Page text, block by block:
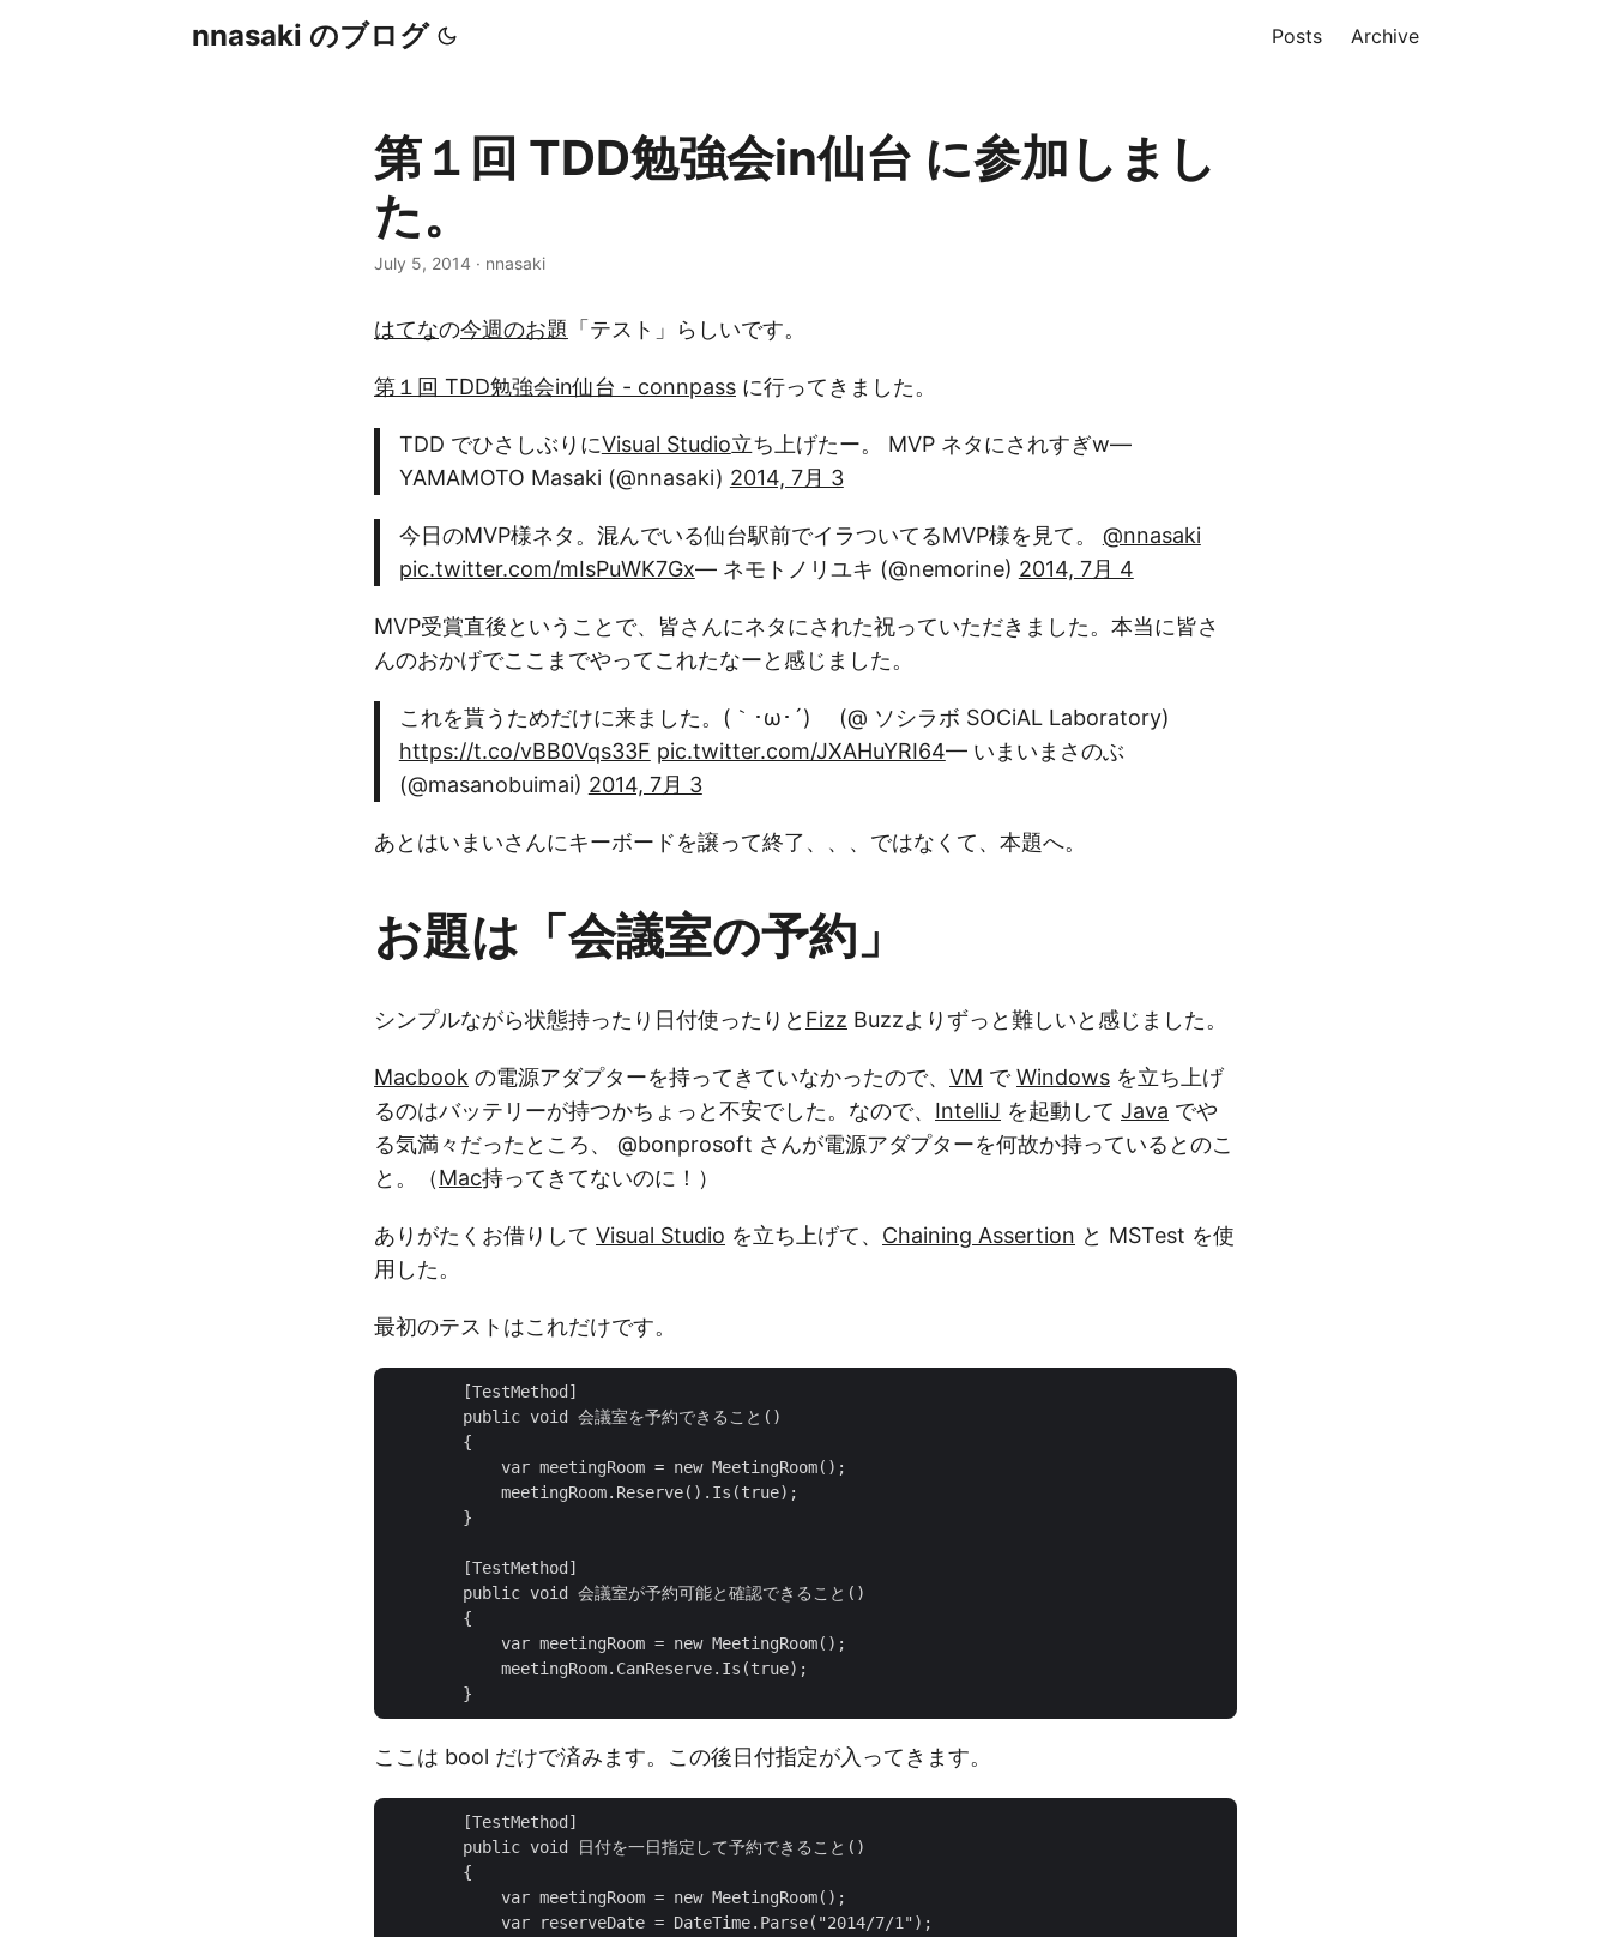
nnasaki のブログ Posts Archive
第１回 TDD勉強会in仙台 に参加しまし
た。
July 5, 2014 · nnasaki
はてなの今週のお題 「テスト」らしいです。
第１回 TDD勉強会in仙台 - connpass に行ってきました。
TDD でひさしぶりにVisual Studio立ち上げたー。 MVP ネタにされすぎw—
YAMAMOTO Masaki (@nnasaki) 2014, 7月 3
今日のMVP様ネタ。混んでいる仙台駅前でイラついてるMVP様を見て。 @nnasaki
pic.twitter.com/mIsPuWK7Gx— ネモトノリユキ (@nemorine) 2014, 7月 4
MVP受賞直後ということで、皆さんにネタにされた祝っていただきました。本当に皆さ
んのおかげでここまでやってこれたなーと感じました。
これを貰うためだけに来ました。(｀･ω･´)ゞ (@ ソシラボ SOCiAL Laboratory)
https://t.co/vBB0Vqs33F pic.twitter.com/JXAHuYRI64— いまいまさのぶ
(@masanobuimai) 2014, 7月 3
あとはいまいさんにキーボードを譲って終了、、、ではなくて、本題へ。
お題は「会議室の予約」
シンプルながら状態持ったり日付使ったりと Fizz Buzzよりずっと難しいと感じました。
Macbook の電源アダプターを持ってきていなかったので、 VM でWindows を立ち上げ
るのはバッテリーが持つかちょっと不安でした。なので、 IntelliJ を起動して Java でや
る気満々だったところ、 @bonprosoft さんが電源アダプターを何故か持っているとのこ
と。（Mac持ってきてないのに！）
ありがたくお借りして Visual Studio を立ち上げて、 Chaining Assertion と MSTest を使
用した。
最初のテストはこれだけです。
        [TestMethod]
        public void 会議室を予約できること()
        {
            var meetingRoom = new MeetingRoom();
            meetingRoom.Reserve().Is(true);
        }
        [TestMethod]
        public void 会議室が予約可能と確認できること()
        {
            var meetingRoom = new MeetingRoom();
            meetingRoom.CanReserve.Is(true);
ここは bool だけで済みます。この後日付指定が入ってきます。
        [TestMethod]
        public void 日付を一日指定して予約できること()
        {
            var meetingRoom = new MeetingRoom();
            var reserveDate = DateTime.Parse("2014/7/1");